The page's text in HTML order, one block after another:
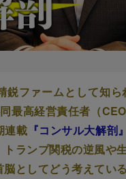
鋭ファームとして知
最高経営責任者（
連載 『コンサル大解剖』
ランプ関税の逆風や
としてどう考えてい